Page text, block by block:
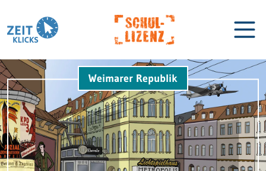
Biographien Lexikon
Weimarer Republik